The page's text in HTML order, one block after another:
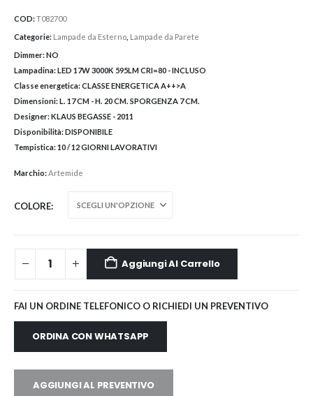
COD:T082700
Categorie: Lampade da Esterno Lampade da Parete
Dimmer:NO
Lampadina:LED 17W 3000K 595LM CRI=80 - INCLUSO
Classe energetica:CLASSE ENERGETICA A++>A
Dimensioni:L. 17 CM - H. 20 CM. SPORGENZA 7 CM.
Designer:KLAUS BEGASSE - 2011
Disponibilità:DISPONIBILE
Tempistica:10 / 12 GIORNI LAVORATIVI
Marchio:Artemide
COLORE
Aggiungi Al Carrello
FAI UN ORDINE TELEFONICO O RICHIEDI UN PREVENTIVO
ORDINA CON WHATSAPP
AGGIUNGI AL PREVENTIVO